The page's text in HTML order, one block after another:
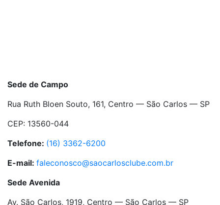
Sede de Campo
Rua Ruth Bloen Souto, 161, Centro — São Carlos — SP
CEP: 13560-044
Telefone: (16) 3362-6200
E-mail: faleconosco@saocarlosclube.com.br
Sede Avenida
Av. São Carlos, 1919, Centro — São Carlos — SP